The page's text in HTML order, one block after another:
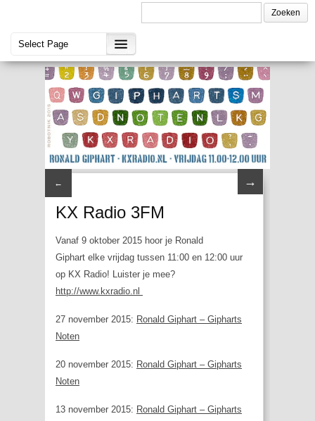
← →
KX Radio 3FM
Vanaf 9 oktober 2015 hoor je Ronald
Giphart elke vrijdag tussen 11:00 en 12:00 uur
op KX Radio! Luister je mee?
http://www.kxradio.nl
27 november 2015: Ronald Giphart – Gipharts
Noten
20 november 2015: Ronald Giphart – Gipharts
Noten
13 november 2015: Ronald Giphart – Gipharts